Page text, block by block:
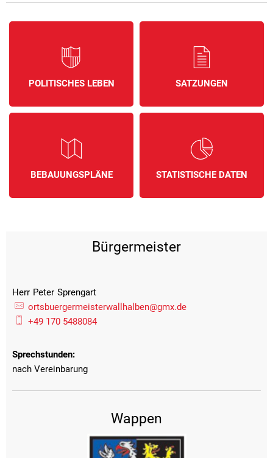
POLITISCHES LEBEN SATZUNGEN
BEBAUUNGSPLÄNE STATISTISCHE DATEN
Bürgermeister
Herr Peter Sprengart
ortsbuergermeisterwallhalben@gmx.de
+49 170 5488084
Sprechstunden:
nach Vereinbarung
Wappen